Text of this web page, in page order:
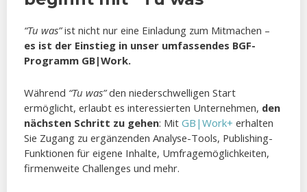
“Tu was”ist nicht nur eine Einladung zum Mitmachen –
es ist der Einstieg in unser umfassendes BGF-
Programm GB|Work.
Während “Tu was”den niederschwelligen Start
ermöglicht, erlaubt es interessierten Unternehmen, den
nächsten Schritt zu gehen: Mit GB|Work+ erhalten
Sie Zugang zu ergänzenden Analyse-Tools, Publishing-
Funktionen für eigene Inhalte, Umfragemöglichkeiten,
firmenweite Challenges und mehr.